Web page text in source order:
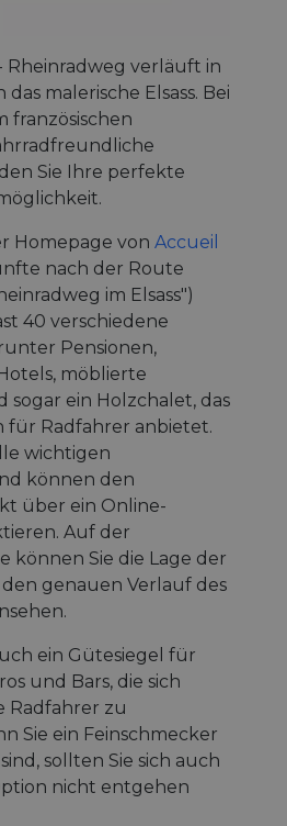
Rheinradweg verläuft in
malerische Elsass. Bei
französischen
Sie Ihre perfekte
Homepage von Accueil
nach der Route
im Elsass")
40 verschiedene
Pensionen,
möblierte
ein Holzchalet, das
für Radfahrer anbietet.
wichtigen
können den
über ein Online-
Auf der
können Sie die Lage der
genauen Verlauf des
ein Gütesiegel für
und Bars, die sich
Radfahrer zu
Sie ein Feinschmecker
sollten Sie sich auch
nicht entgehen